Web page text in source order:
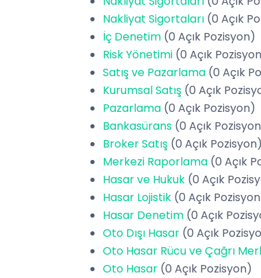
Nakliyat Sigortaları (0 Açık
İç Denetim (0 Açık Pozisyon)
Risk Yönetimi (0 Açık
Satış ve Pazarlama (0 Açık
Kurumsal Satış (0 Açık
Pazarlama (0 Açık Pozisyon)
Bankasürans (0 Açık
Broker Satış (0 Açık Pozisyon)
Merkezi Raporlama (0 Açık
Hasar ve Hukuk (0 Açık
Hasar Lojistik (0 Açık
Hasar Denetim (0 Açık
Oto Dışı Hasar (0 Açık
Oto Hasar Rücu ve Çağrı
Oto Hasar (0 Açık Pozisyon)